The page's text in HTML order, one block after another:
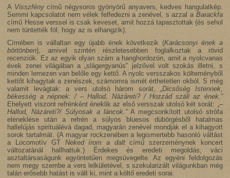
A Visszfénycímű négysoros gyönyörű anyavers, kedves hangulatkép.
Semmi kapcsolatot nem vélek felfedezni a zenével, s azzal a Barackfa
című Hesse verssel is csak keveset, amit hozzá tapasztottak (és sehol
nem tüntették föl, hogy az is elhangzik).
Címében is vállaltan egy újabb ének következik (Karácsonyi ének a
börtönben), amivel szintén részletesebben foglalkoztak a rövid
recenziók. Ez az egyik olyan szám a hanghordozón, amit a nyolcvanas
évek zenei világában a „slágergyanús” jelzővel volt szokás illetni, s
minden lemezen van belőle egy kettő. A nyolc versszakos költeményből
kettőt kihagytak a zenészek, számomra ismét érthetetlen okból. S még
valamit levágtak: a vers utolsó három sorát,„Dicsőség Istennek,
békesség a népnek: / – Hallod, Názáreti? / Hozzád száll az ének.”
Ehelyett viszont refrénként éneklik az első versszak utolsó két sorát: „–
Hallod, Názáreti?/ Súlyosak a láncok.”A megcsonkított utolsó strófa
eléneklése után a refrén a súlyos bluesos dübörgésből hatalmas
hallelújás spirituálévá dagad, magyarán zenével mondják el a kihagyott
sorok tartalmát. (A magyar rockzenében a legismertebb hasonló váltást
a Locomotív GTNeked írom a daltcímű szerzeménynek koncert
változatánál hallhattuk.) Érdekes és eredeti megoldás, váci
asztaltársaságunk egyöntetűen megsüvegelte. Az egyéni feldolgozás
nem megy szembe a vers lelkületével, s szekularizált világunkban még
talán erősebb hatást is vált ki, mint a költő eredeti sorai.